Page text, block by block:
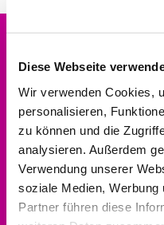
Diese Webseite
Wir verwenden Cookies,
personalisieren,
zu können und die
analysieren. Außerdem
Verwendung unserer
soziale Medien, Werbung
Partner führen diese
Evangelischer
Wolfhagen
Dekanat
Altstädter
34369 Hofgeismar